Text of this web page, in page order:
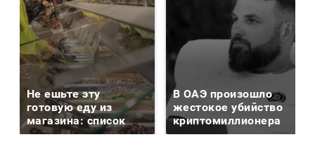
Не ешьте эту
готовую еду из
магазина: список
В ОАЭ произошло
жестокое убийство
криптомиллионера